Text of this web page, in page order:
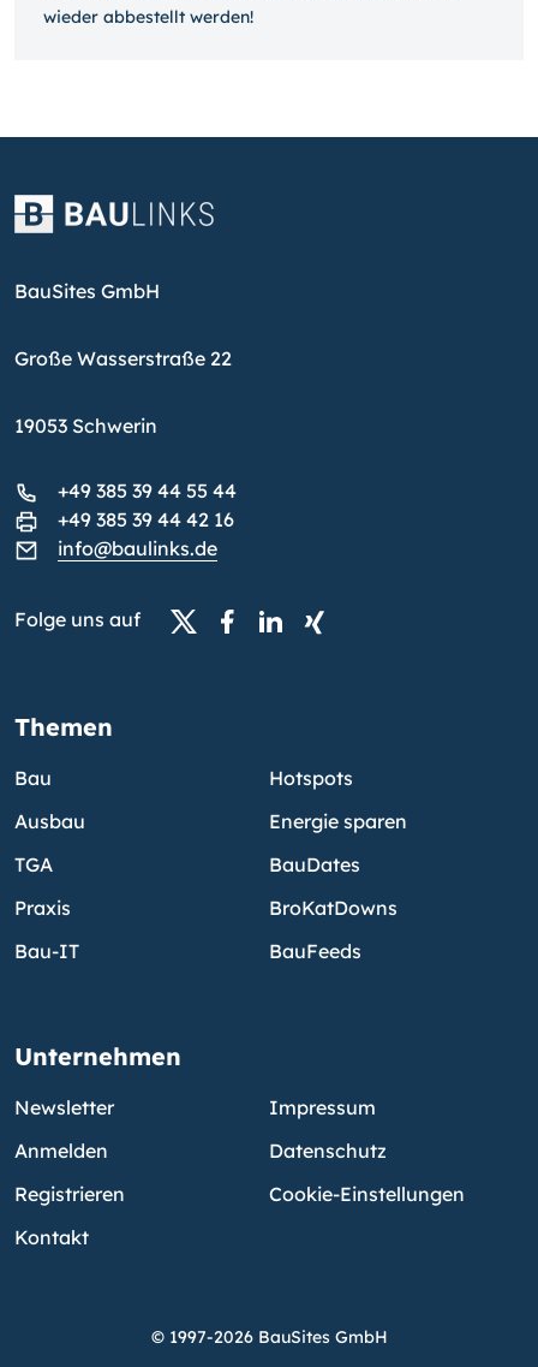
wieder ab­bestellt werden!
BauSites GmbH
Große Wasserstraße 22
19053 Schwerin
+49 385 39 44 55 44
+49 385 39 44 42 16
info@baulinks.de
Folge uns auf
Themen
Bau
Ausbau
TGA
Praxis
Bau-IT
Hotspots
Energie sparen
BauDates
BroKatDowns
BauFeeds
Unternehmen
Newsletter
Anmelden
Registrieren
Kontakt
Impressum
Datenschutz
Cookie-Einstellungen
© 1997-2026 BauSites GmbH